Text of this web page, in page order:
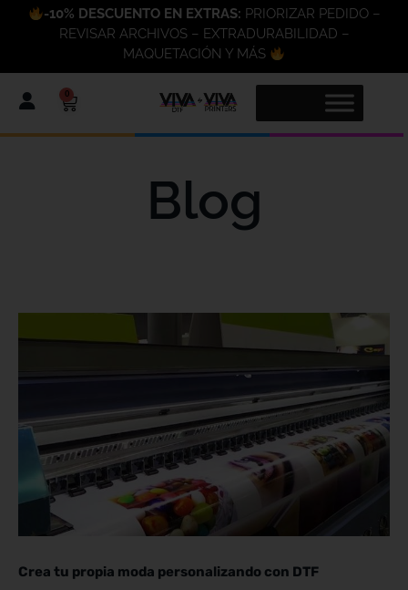
-10% DESCUENTO EN EXTRAS: PRIORIZAR PEDIDO –
REVISAR ARCHIVOS – EXTRADURABILIDAD –
MAQUETACIÓN Y MÁS
0
Blog
Crea tu propia moda personalizando con DTF